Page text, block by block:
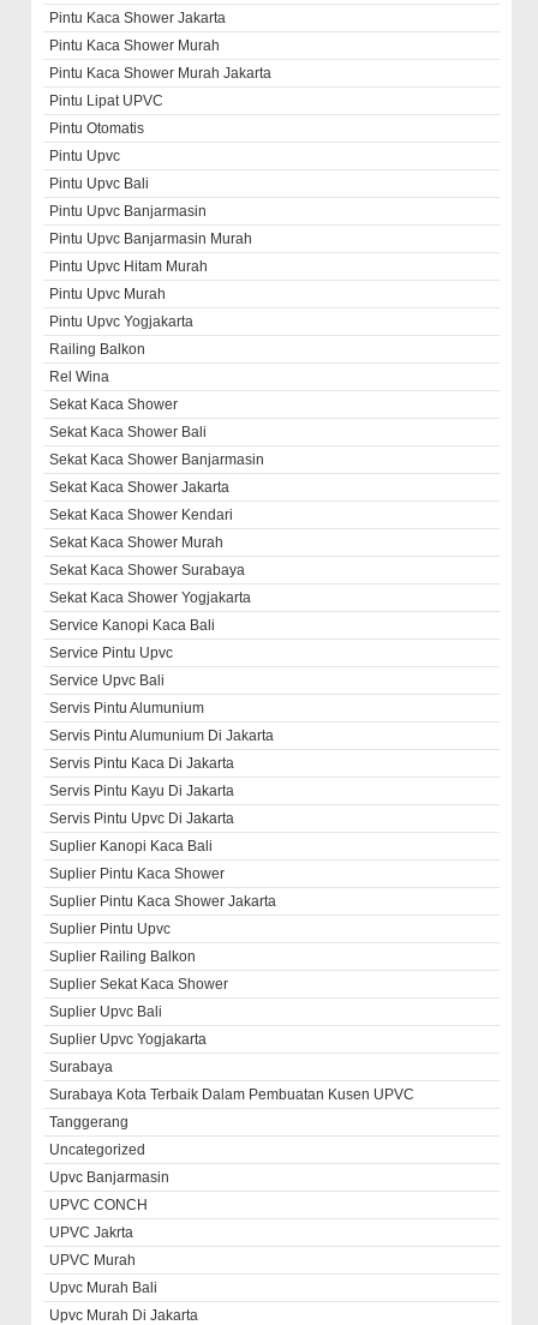
Pintu Kaca Shower Jakarta
Pintu Kaca Shower Murah
Pintu Kaca Shower Murah Jakarta
Pintu Lipat UPVC
Pintu Otomatis
Pintu Upvc
Pintu Upvc Bali
Pintu Upvc Banjarmasin
Pintu Upvc Banjarmasin Murah
Pintu Upvc Hitam Murah
Pintu Upvc Murah
Pintu Upvc Yogjakarta
Railing Balkon
Rel Wina
Sekat Kaca Shower
Sekat Kaca Shower Bali
Sekat Kaca Shower Banjarmasin
Sekat Kaca Shower Jakarta
Sekat Kaca Shower Kendari
Sekat Kaca Shower Murah
Sekat Kaca Shower Surabaya
Sekat Kaca Shower Yogjakarta
Service Kanopi Kaca Bali
Service Pintu Upvc
Service Upvc Bali
Servis Pintu Alumunium
Servis Pintu Alumunium Di Jakarta
Servis Pintu Kaca Di Jakarta
Servis Pintu Kayu Di Jakarta
Servis Pintu Upvc Di Jakarta
Suplier Kanopi Kaca Bali
Suplier Pintu Kaca Shower
Suplier Pintu Kaca Shower Jakarta
Suplier Pintu Upvc
Suplier Railing Balkon
Suplier Sekat Kaca Shower
Suplier Upvc Bali
Suplier Upvc Yogjakarta
Surabaya
Surabaya Kota Terbaik Dalam Pembuatan Kusen UPVC
Tanggerang
Uncategorized
Upvc Banjarmasin
UPVC CONCH
UPVC Jakrta
UPVC Murah
Upvc Murah Bali
Upvc Murah Di Jakarta